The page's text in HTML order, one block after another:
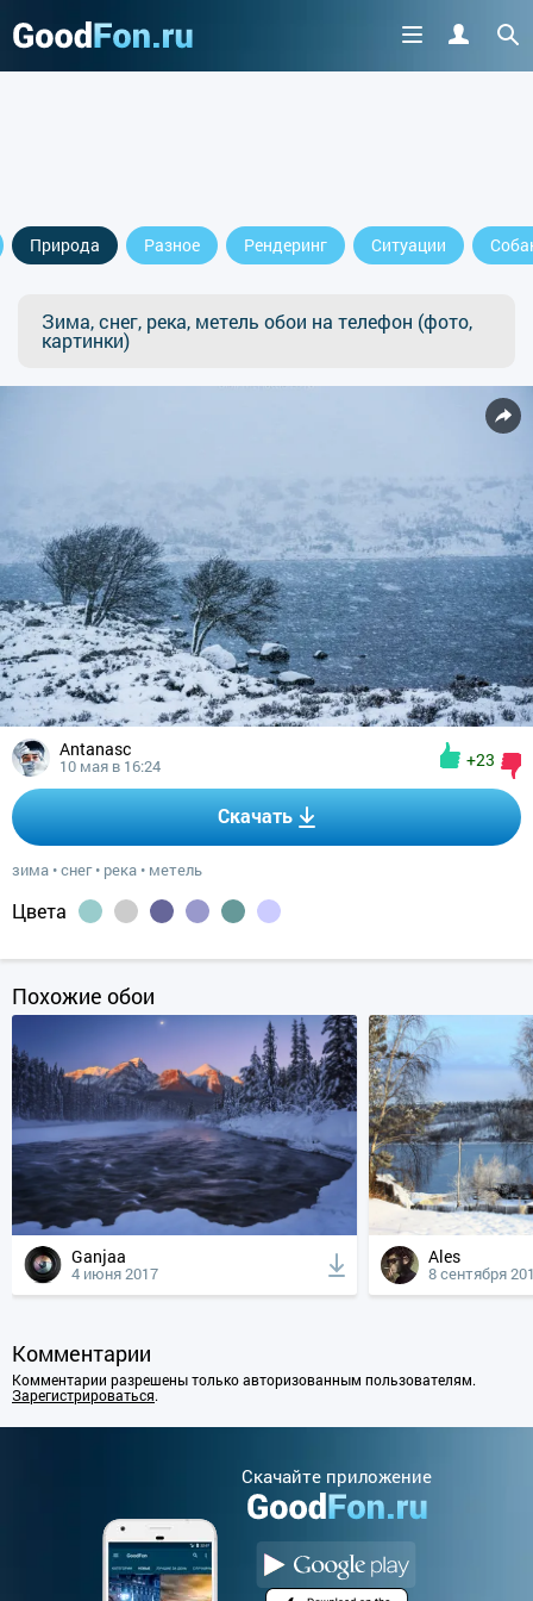
Природа Разное Рендеринг Ситуации
Зима, снег, река, метель обои на телефон (фото,
картинки)
Antanasc
10 мая в 16:24 +23
Скачать
зима •снег• река • метель
Цвета
Похожие обои
Ganjaa
4 июня 2017
Ales
8 сентября
Комментарии
Комментарии разрешены только авторизованным пользователям.
Зарегистрироваться.
Cкачайте приложение